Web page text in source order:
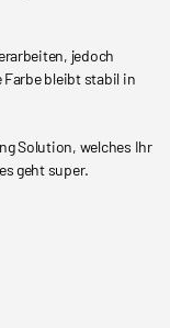
jedoch
bleibt stabil in
Solution, welches Ihr
geht super.